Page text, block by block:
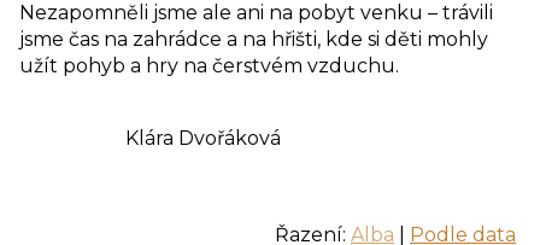
Nezapomněli jsme ale ani na pobyt venku – trávili
jsme čas na zahrádce a na hřišti, kde si děti mohly
užít pohyb a hry na čerstvém vzduchu.
Klára Dvořáková
Řazení: Alba Podle data